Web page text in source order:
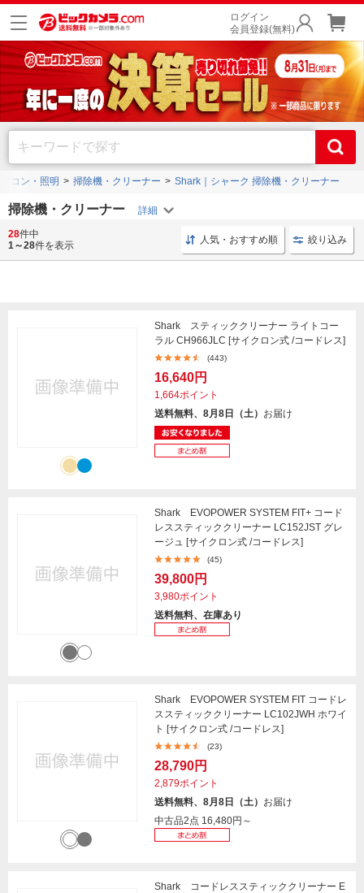
ログイン
会員登録(無料)
コン・照明 掃除機・クリーナー Shark｜シャーク 掃除機・クリーナー
掃除機・クリーナー
スティッククリーナー サイクロン ロボット掃除機 大掃除
28件中
1～28件を表示 人気・おすすめ順 絞り込み
Shark スティッククリーナー ライトコー
ラル CH966JLC [サイクロン式 /コードレス]
(443)
16,640円
1,664ポイント
送料無料、8月8日（土） お届け
Shark EVOPOWER SYSTEM FIT+ コード
レススティッククリーナー LC152JST グレ
ージュ [サイクロン式 /コードレス]
(45)
39,800円
3,980ポイント
送料無料、在庫あり
Shark EVOPOWER SYSTEM FIT コードレ
ススティッククリーナー LC102JWH ホワイ
ト [サイクロン式 /コードレス]
(23)
28,790円
2,879ポイント
送料無料、8月8日（土） お届け
中古品2点 16,480円～
Shark コードレススティッククリーナー E